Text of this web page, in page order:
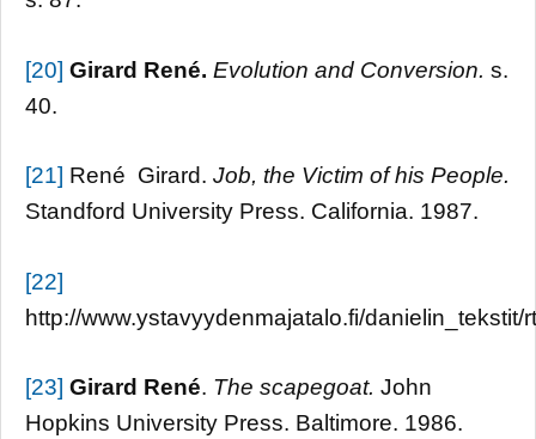
[20] Girard René. Evolution and Conversion. s.
40.
[21] René Girard. Job, the Victim of his People.
Standford University Press. California. 1987.
[22]
http://www.ystavyydenmajatalo.fi/danielin_tekstit/
[23] Girard René. The scapegoat. John
Hopkins University Press. Baltimore. 1986.